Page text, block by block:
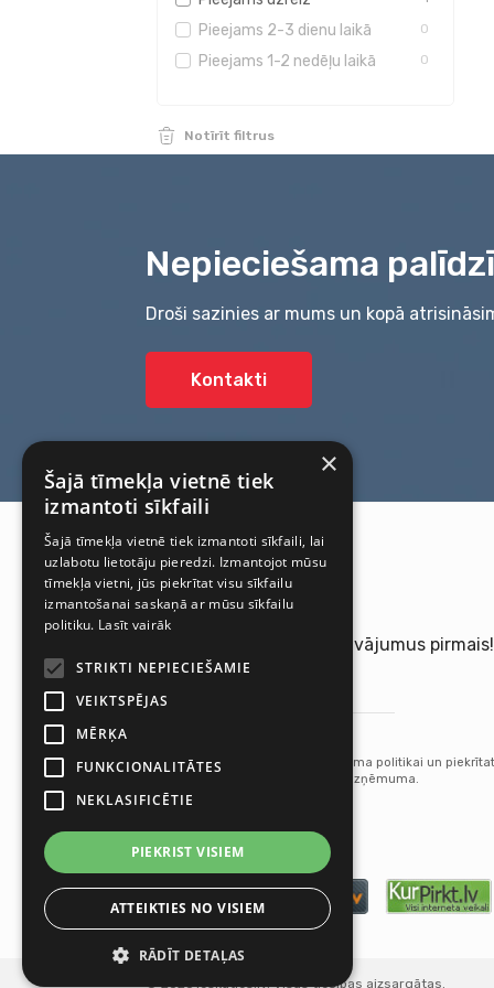
GPS navigācijas ierīces 0
Pieejams 2-3 dienu laikā 0
Pieejams 1-2 nedēļu laikā 0
Notīrīt filtrus
Nepieciešama
Droši sazinies ar mums un kopā
Kontakti
Saņemiet jaunākos piedāvājumus pirmais!
Abonējot jūs piekrītat mūsu Privātuma politikai un piekrītat
saņemt atjauninājumus no mūsu uzņēmuma.
© 2026 Ieskaties.lv. Visas tiesības aizsargātas.
×
Šajā tīmekļa vietnē tiek
izmantoti sīkfaili
Šajā tīmekļa vietnē tiek izmantoti sīkfaili, lai
uzlabotu lietotāju pieredzi. Izmantojot mūsu
tīmekļa vietni, jūs piekrītat visu sīkfailu
izmantošanai saskaņā ar mūsu sīkfailu
politiku. Lasīt vairāk
STRIKTI NEPIECIEŠAMIE
VEIKTSPĒJAS
MĒRĶA
FUNKCIONALITĀTES
NEKLASIFICĒTIE
PIEKRIST VISIEM
ATTEIKTIES NO VISIEM
RĀDĪT DETAĻAS